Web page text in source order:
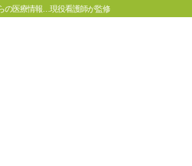
の医療情報…現役看護師が監修